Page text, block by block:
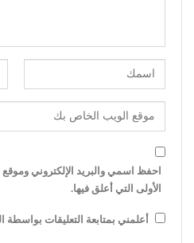
احفظ اسمي والبريد الإلكتروني
الأولى التي أعلق فيها.
أعلمني بمتابعة التعليقات بواسطة